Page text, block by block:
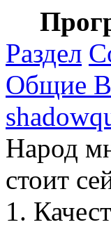
Раздел
Общие
Народ
стоит
1.